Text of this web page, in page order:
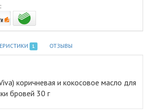
1 ОТЗЫВЫ
коричневая и кокосовое масло для
бровей 30 г